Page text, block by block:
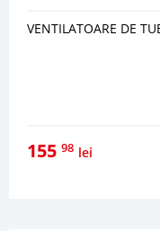
VENTILATOARE DE
155 98 lei